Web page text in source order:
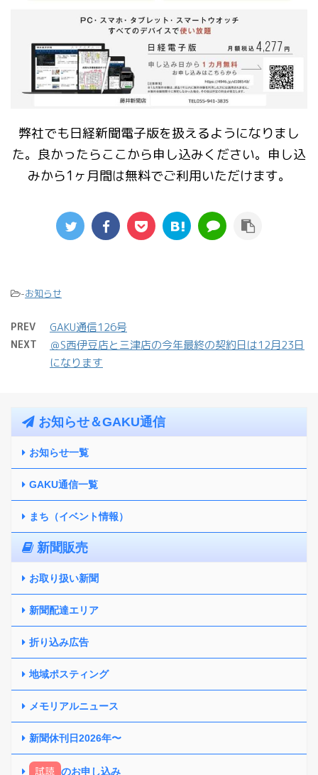
弊社でも日経新聞電子版を扱えるようになりまし
た。良かったらここから申し込みください。申し込
みから1ヶ月間は無料でご利用いただけます。
-お知らせ
PREV GAKU通信126号
NEXT
＠S西伊豆店と三津店の今年最終の契約日は12月23日
になります
お知らせ＆GAKU通信
お知らせ一覧
GAKU通信一覧
まち（イベント情報）
新聞販売
お取り扱い新聞
新聞配達エリア
折り込み広告
地域ポスティング
メモリアルニュース
新聞休刊日2026年〜
試読 のお申し込み